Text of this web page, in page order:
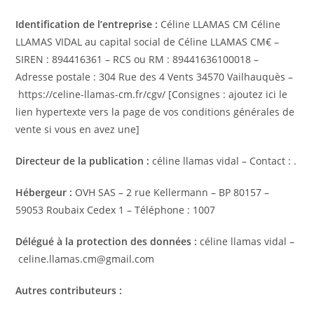
Identification de l’entreprise : Céline LLAMAS CM Céline
LLAMAS VIDAL au capital social de Céline LLAMAS CM€ –
SIREN : 894416361 – RCS ou RM : 89441636100018 –
Adresse postale : 304 Rue des 4 Vents 34570 Vailhauquès –
https://celine-llamas-cm.fr/cgv/ [Consignes : ajoutez ici le
lien hypertexte vers la page de vos conditions générales de
vente si vous en avez une]
Directeur de la publication :céline llamas vidal – Contact : .
Hébergeur : OVH SAS – 2 rue Kellermann – BP 80157 –
59053 Roubaix Cedex 1 – Téléphone : 1007
Délégué à la protection des données :céline llamas vidal –
celine.llamas.cm@gmail.com
Autres contributeurs :